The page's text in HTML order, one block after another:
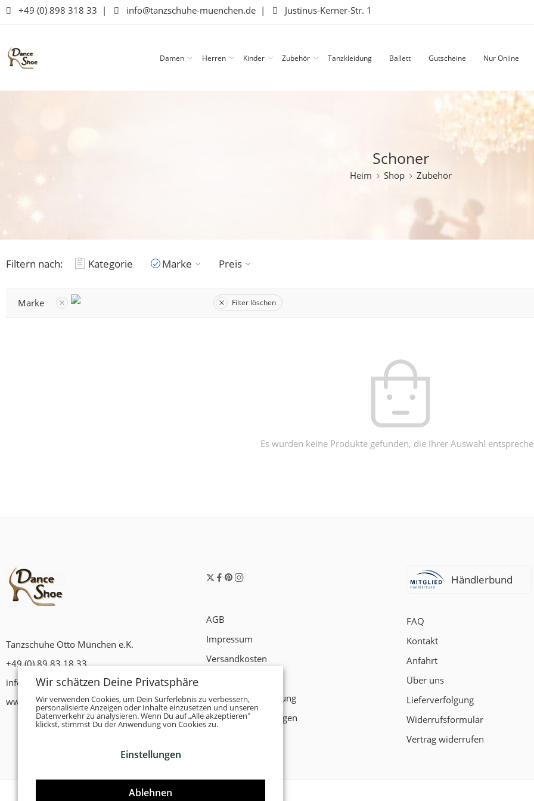
+49 (0) 898 318 33 | info@tanzschuhe-muenchen.de | Justinus-Kerner-Str. 1
Damen Herren Kinder Zubehör Tanzkleidung Ballett Gutscheine Nur Online
Schoner
Heim Shop Zubehör
Filtern nach: Kategorie Marke Preis
Marke Filter löschen
Es wurden keine Produkte gefunden, die Ihrer Auswahl
Tanzschuhe Otto München e.K.
+49 (0) 89 83 18 33
info@tanzschuhe-muenchen.de
www.tanzschuhe-muenchen.de
AGB
Impressum
Versandkosten
Datenschutzerklärung
Zahlungsbedingungen
Händlerbund
FAQ
Kontakt
Anfahrt
Über uns
Lieferverfolgung
Widerrufsformular
Vertrag widerrufen
Wir schätzen Deine Privatsphäre
Wir verwenden Cookies, um Dein Surferlebnis zu verbessern,
personalisierte Anzeigen oder Inhalte einzusetzen und unseren
Datenverkehr zu analysieren. Wenn Du auf „Alle akzeptieren"
klickst, stimmst Du der Anwendung von Cookies zu.
Einstellungen
Ablehnen